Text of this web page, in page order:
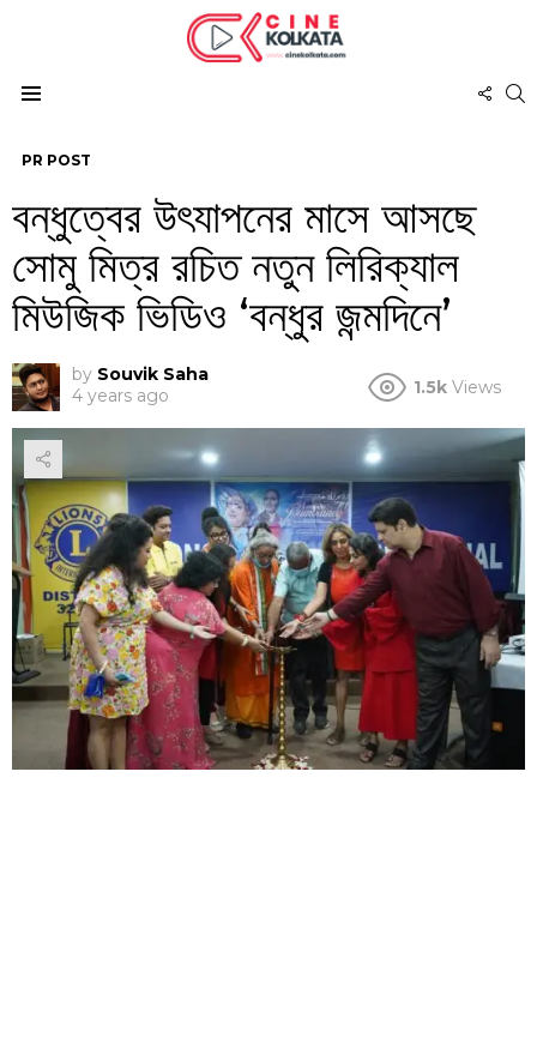
PR POST
বন্ধুত্বের উৎযাপনের মাসে আসছে
সোমু মিত্র রচিত নতুন লিরিক্যাল
মিউজিক ভিডিও ‘বন্ধুর জন্মদিনে’
by Souvik Saha
4 years ago
1.5k Views